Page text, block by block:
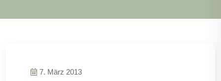
7. März 2013